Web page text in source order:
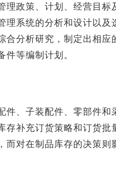
政策、计划、经营目标
理系统的分析和设计以
合分析研究，制定出相
等编制计划。
、子装配件、零部件和
存补充订货策略和订货
而对在制品库存的决策则